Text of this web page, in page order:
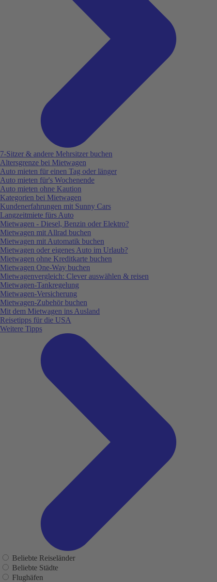
7-Sitzer & andere Mehrsitzer buchen
Altersgrenze bei Mietwagen
Auto mieten für einen Tag oder länger
Auto mieten für's Wochenende
Auto mieten ohne Kaution
Kategorien bei Mietwagen
Kundenerfahrungen mit Sunny Cars
Langzeitmiete fürs Auto
Mietwagen - Diesel, Benzin oder Elektro?
Mietwagen mit Allrad buchen
Mietwagen mit Automatik buchen
Mietwagen oder eigenes Auto im Urlaub?
Mietwagen ohne Kreditkarte buchen
Mietwagen One-Way buchen
Mietwagenvergleich: Clever auswählen & reisen
Mietwagen-Tankregelung
Mietwagen-Versicherung
Mietwagen-Zubehör buchen
Mit dem Mietwagen ins Ausland
Reisetipps für die USA
Weitere Tipps
Beliebte Reiseländer
Beliebte Städte
Flughäfen